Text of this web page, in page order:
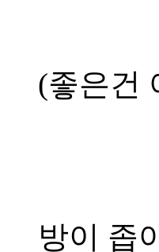
(좋은건
방이 좁